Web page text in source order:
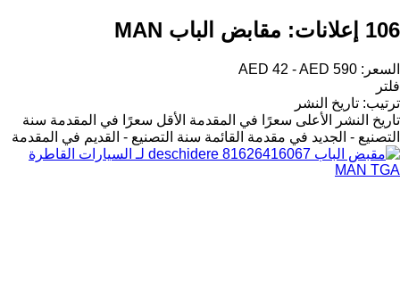
106 إعلانات: مقابض الباب MAN
السعر: AED 42 - AED 590
فلتر
ترتيب: تاريخ النشر
تاريخ النشر
الأعلى سعرًا في المقدمة الأقل سعرًا في المقدمة سنة
التصنيع - الجديد في مقدمة القائمة سنة التصنيع - القديم في المقدمة